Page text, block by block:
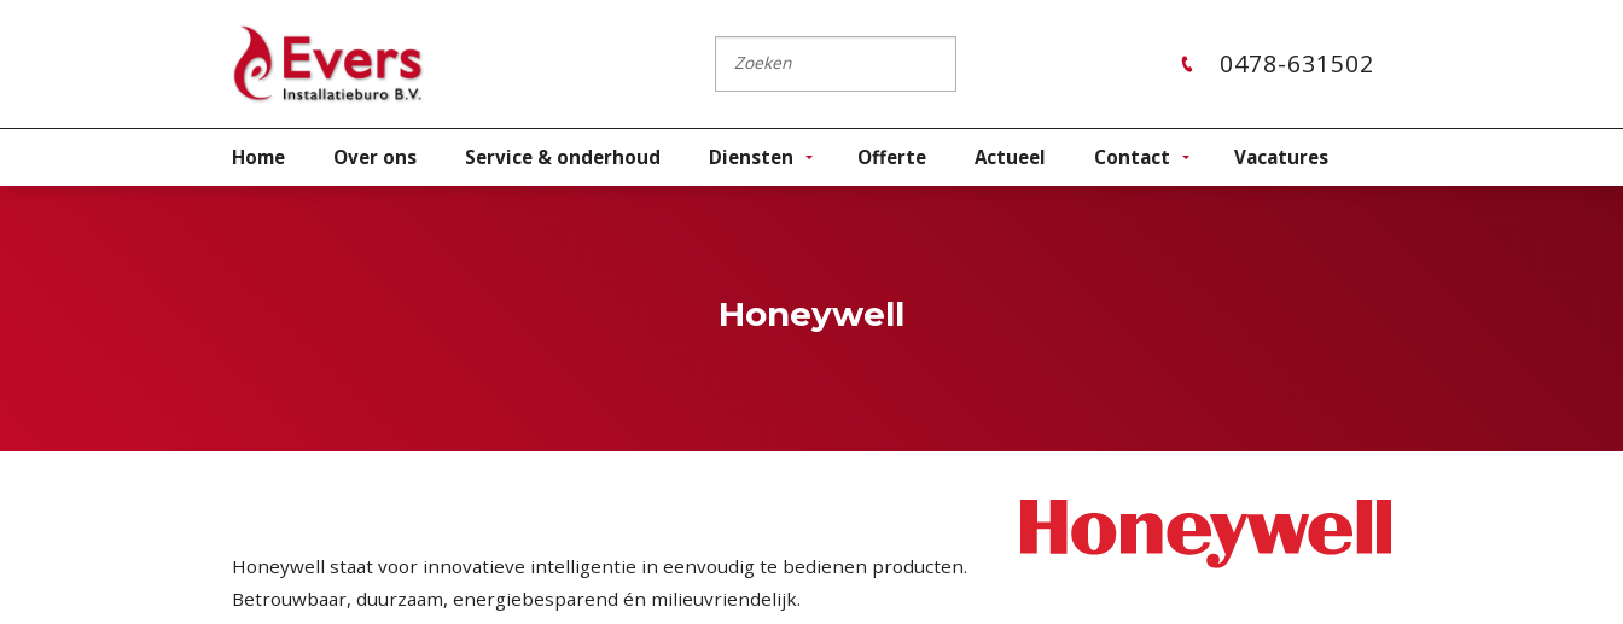
0478-631502
Home Over ons Service & onderhoud Diensten Offerte Actueel Contact Vacatures
Honeywell
Honeywell staat voor innovatieve intelligentie in eenvoudig te bedienen producten.
Betrouwbaar, duurzaam, energiebesparend én milieuvriendelijk.